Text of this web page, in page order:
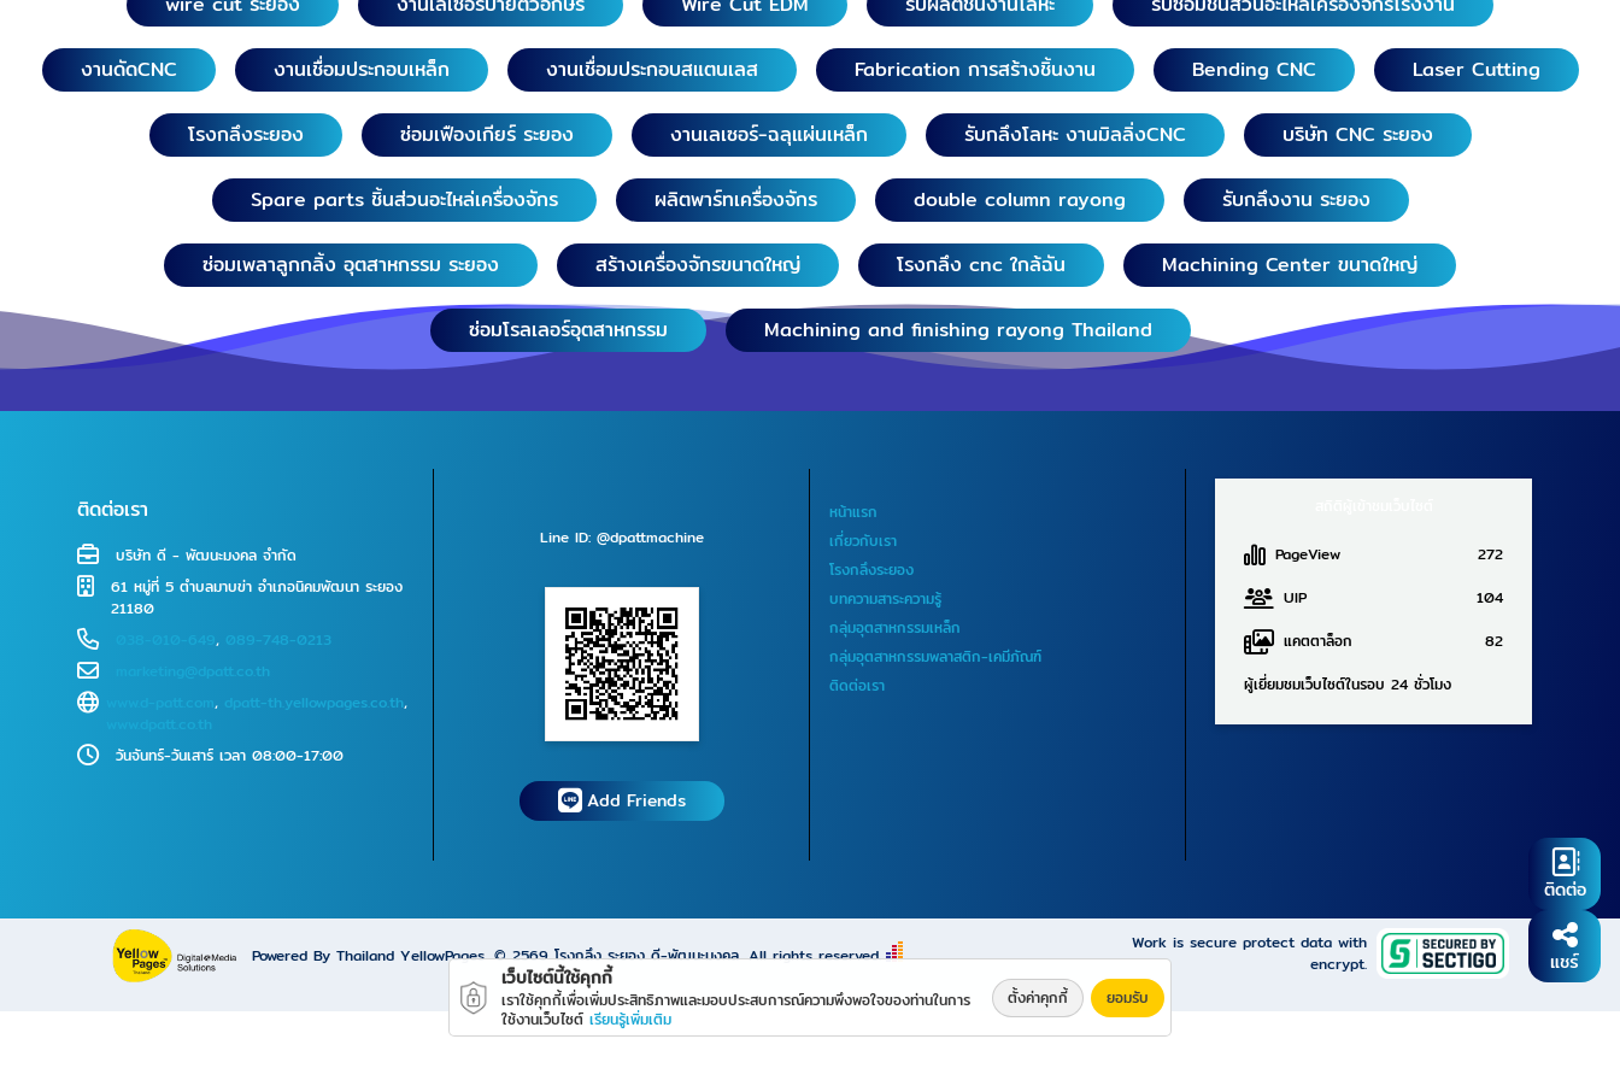
งานดัดCNC งานเชื่อมประกอบเหล็ก งานเชื่อมประกอบสแตนเลส Fabrication การสร้างชิ้นงาน Bending CNC Laser Cutting
โรงกลึงระยอง ซ่อมเฟืองเกียร์ ระยอง งานเลเซอร์-ฉลุแผ่นเหล็ก รับกลึงโลหะ งานมิลลิ่งCNC บริษัท CNC ระยอง
Spare parts ชิ้นส่วนอะไหล่เครื่องจักร ผลิตพาร์ทเครื่องจักร double column rayong รับกลึงงาน ระยอง
ซ่อมเพลาลูกกลิ้ง อุตสาหกรรม ระยอง สร้างเครื่องจักรขนาดใหญ่ โรงกลึง cnc ใกล้ฉัน Machining Center ขนาดใหญ่
ซ่อมโรลเลอร์อุตสาหกรรม Machining and finishing rayong Thailand
ติดต่อเรา
บริษัท ดี - พัฒนะมงคล จำกัด
61 หมู่ที่ 5 ตำบลมาบข่า อำเภอนิคมพัฒนา ระยอง
21180
, 089-748-0213
marketing@dpatt.co.th
www.d-patt.com, dpatt-th.yellowpages.co.th,
www.dpatt.co.th
วันจันทร์-วันเสาร์ เวลา 08:00-17:00
Line ID: @dpattmachine
Add Friends
หน้าแรก
เกี่ยวกับเรา
โรงกลึงระยอง
บทความสาระความรู้
กลุ่มอุตสาหกรรมเหล็ก
กลุ่มอุตสาหกรรมพลาสติก-เคมีภัณฑ์
ติดต่อเรา
PageView
272
UIP
104
แคตตาล็อก
82
ผู้เยี่ยมชมเว็บไซต์ในรอบ 24 ชั่วโมง
Powered By Thailand YellowPages © 2569โรงกลึง ระยอง ดี-พัฒนะมงคล All rights reserved.
Work is secure protect data with
encrypt.
ติดต่อ
แชร์
เว็บไซต์นี้ใช้คุกกี้
เราใช้คุกกี้เพื่อเพิ่มประสิทธิภาพและมอบประสบการณ์ความพึงพอใจของท่านในการ
ใช้งานเว็บไซต์ เรียนรู้เพิ่มเติม
ตั้งค่าคุกกี้ ยอมรับ